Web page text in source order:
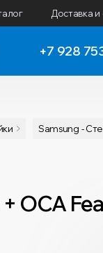
Доставка и
+7 928
Samsung -
OCA